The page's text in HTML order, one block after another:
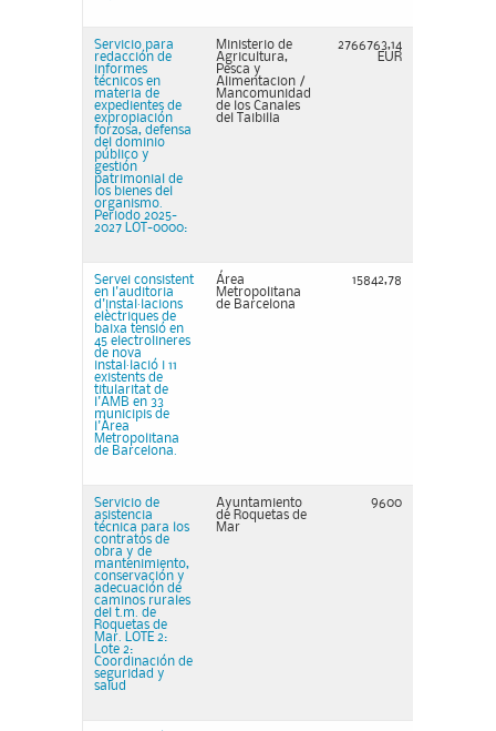
Servicio para
redacción de
informes
técnicos en
materia de
expedientes de
expropiación
forzosa, defensa
del dominio
público y
gestión
patrimonial de
los bienes del
organismo.
Periodo 2025-
2027 LOT-0000:
Ministerio de
Agricultura,
Pesca y
Alimentacion /
Mancomunidad
de los Canales
del Taibilla
2766763,14
EUR
Servei consistent
en l'auditoria
d'instal·lacions
elèctriques de
baixa tensió en
45 electrolineres
de nova
instal·lació i 11
existents de
titularitat de
l'AMB en 33
municipis de
l'Àrea
Metropolitana
de Barcelona.
Área
Metropolitana
de Barcelona
15842,78
Servicio de
asistencia
técnica para los
contratos de
obra y de
mantenimiento,
conservación y
adecuación de
caminos rurales
del t.m. de
Roquetas de
Mar. LOTE 2:
Lote 2:
Coordinación de
seguridad y
salud
Ayuntamiento
de Roquetas de
Mar
9600